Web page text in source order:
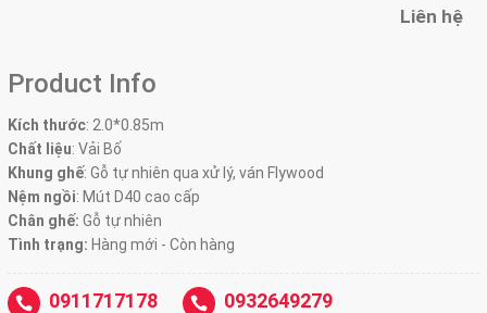
Liên hệ
Product Info
Kích thước: 2.0*0.85m
Chất liệu: Vải Bố
Khung ghế: Gỗ tự nhiên qua xử lý, ván Flywood
Nệm ngồi: Mút D40 cao cấp
Chân ghế: Gỗ tự nhiên
Tình trạng: Hàng mới - Còn hàng
0911717178 0932649279